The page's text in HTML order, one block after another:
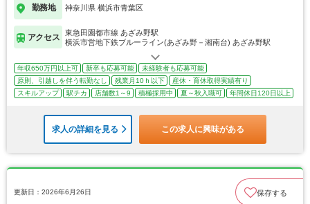
勤務地 神奈川県 横浜市青葉区
アクセス
東急田園都市線 あざみ野駅
横浜市営地下鉄ブルーライン(あざみ野－湘南台) あざみ野駅
年収650万円以上可 新卒も応募可能
未経験者も応募可能
原則、引越しを伴う転勤なし
残業月10ｈ以下
産休・育休取得実績有り
スキルアップ
駅チカ 店舗数1～9 積極採用中 夏～秋入職可 年間休日120日以上
求人の詳細を見る この求人に興味がある
更新日：2026年6月26日 保存する